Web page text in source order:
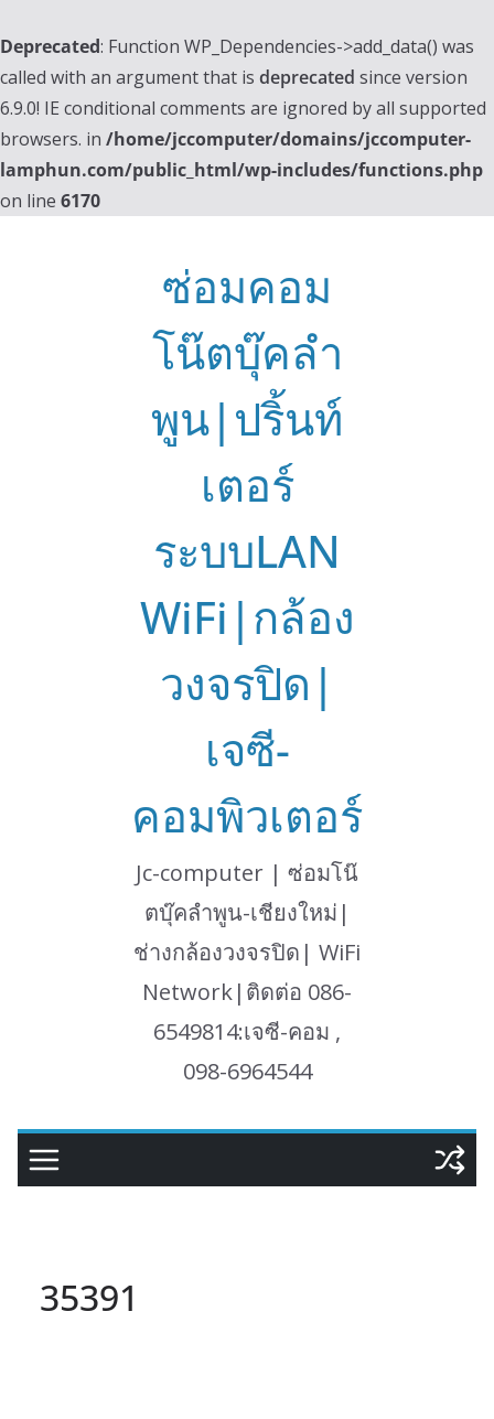
Deprecated: Function WP_Dependencies->add_data() was
called with an argument that is deprecated since version
6.9.0! IE conditional comments are ignored by all supported
browsers. in /home/jccomputer/domains/jccomputer-
lamphun.com/public_html/wp-includes/functions.php
on line 6170
ซ่อมคอม
โน๊ตบุ๊คลำ
พูน|ปริ้นท์
เตอร์
ระบบLAN
WiFi|กล้อง
วงจรปิด|
เจซี-
คอมพิวเตอร์
Jc-computer | ซ่อมโน๊
ตบุ๊คลำพูน-เชียงใหม่|
ช่างกล้องวงจรปิด| WiFi
Network|ติดต่อ 086-
6549814:เจซี-คอม ,
098-6964544
35391